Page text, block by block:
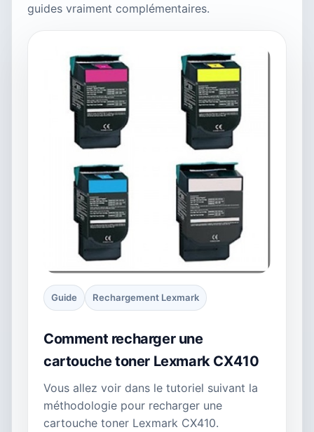
guides vraiment complémentaires.
Guide Rechargement Lexmark
Comment recharger une
cartouche toner Lexmark CX410
Vous allez voir dans le tutoriel suivant la
méthodologie pour recharger une
cartouche toner Lexmark CX410.